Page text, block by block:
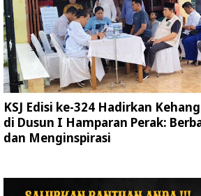
KSJ Edisi ke-324 Hadirkan
di Dusun I Hamparan Perak:
dan Menginspirasi